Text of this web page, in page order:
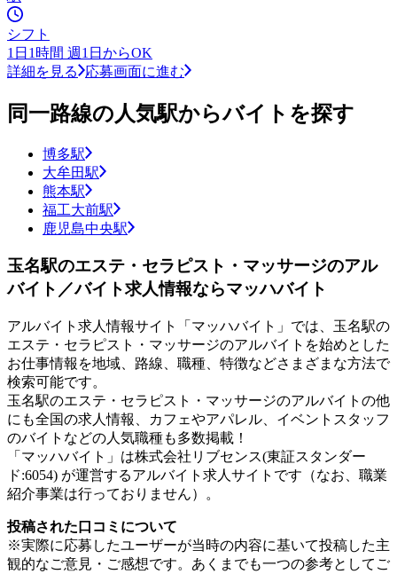
シフト
1日1時間 週1日からOK
詳細を見る
応募画面に進む
同一路線の人気駅からバイトを探す
博多駅
大牟田駅
熊本駅
福工大前駅
鹿児島中央駅
玉名駅のエステ・セラピスト・マッサージのアル
バイト／バイト求人情報ならマッハバイト
アルバイト求人情報サイト「マッハバイト」では、玉名駅の
エステ・セラピスト・マッサージのアルバイトを始めとした
お仕事情報を地域、路線、職種、特徴などさまざまな方法で
検索可能です。
玉名駅のエステ・セラピスト・マッサージのアルバイトの他
にも全国の求人情報、カフェやアパレル、イベントスタッフ
のバイトなどの人気職種も多数掲載！
「マッハバイト」は株式会社リブセンス(東証スタンダー
ド:6054) が運営するアルバイト求人サイトです（なお、職業
紹介事業は行っておりません）。
投稿された口コミについて
※実際に応募したユーザーが当時の内容に基いて投稿した主
観的なご意見・ご感想です。あくまでも一つの参考としてご